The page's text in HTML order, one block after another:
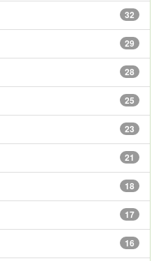
32
29
28
25
23
21
18
17
16